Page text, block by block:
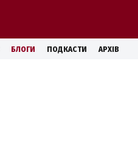
БЛОГИ ПОДКАСТИ АРХІВ